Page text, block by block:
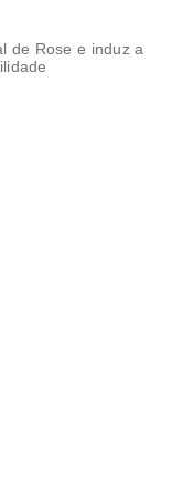
de Rose e induz a